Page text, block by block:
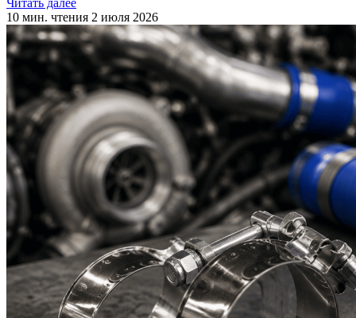
10 мин. чтения 2 июля 2026